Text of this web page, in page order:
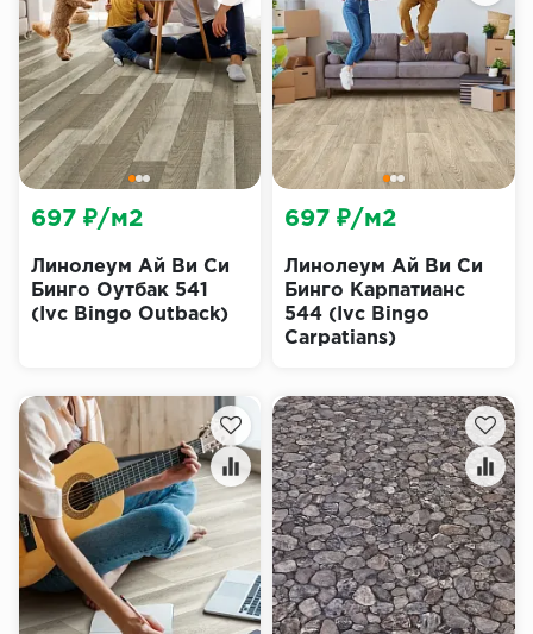
Линолеум Ай Ви Си
Бинго Оутбак 541
(Ivc Bingo Outback)
697 ₽/м2
Линолеум Ай Ви Си
Бинго Карпатианс
544 (Ivc Bingo
Carpatians)
697 ₽/м2